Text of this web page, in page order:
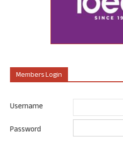
Members Login
Username
Password